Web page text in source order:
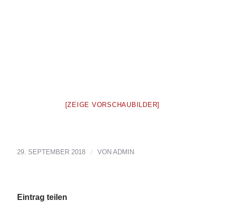
[ZEIGE VORSCHAUBILDER]
29. SEPTEMBER 2018 / VON ADMIN
Eintrag teilen